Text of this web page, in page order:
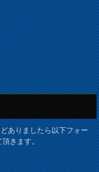
ありましたら以下フォー
頂きます。